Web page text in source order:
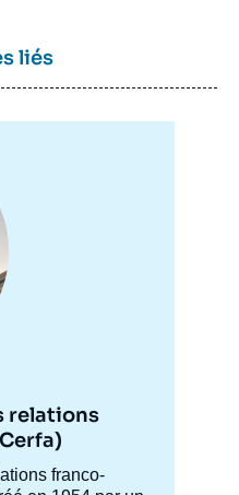
liés
relations
franco-